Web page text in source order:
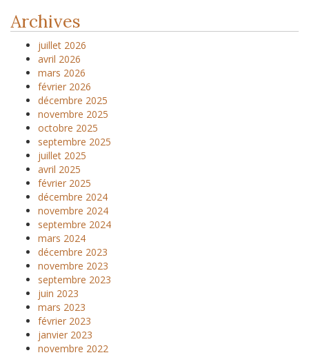
Archives
juillet 2026
avril 2026
mars 2026
février 2026
décembre 2025
novembre 2025
octobre 2025
septembre 2025
juillet 2025
avril 2025
février 2025
décembre 2024
novembre 2024
septembre 2024
mars 2024
décembre 2023
novembre 2023
septembre 2023
juin 2023
mars 2023
février 2023
janvier 2023
novembre 2022